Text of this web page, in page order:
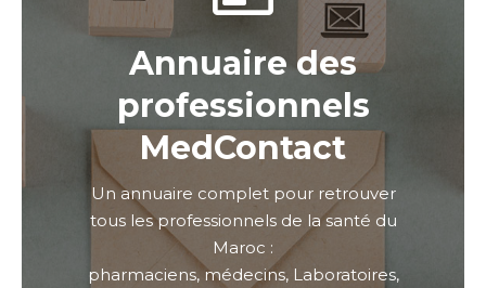
Annuaire des
professionnels
MedContact
Un annuaire complet pour retrouver
tous les professionnels de la santé du
Maroc :
pharmaciens, médecins, Laboratoires,